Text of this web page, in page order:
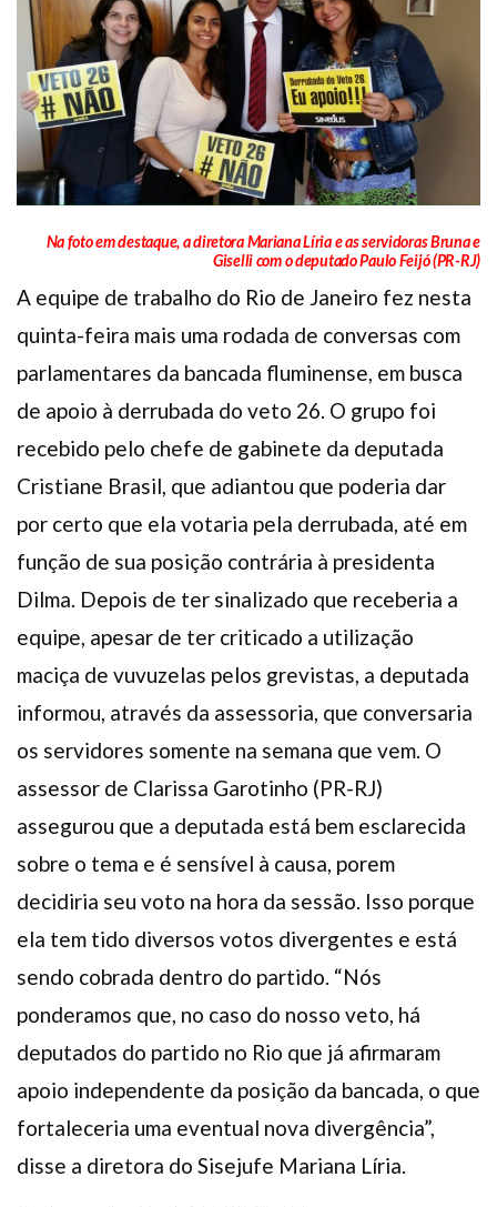
Na foto em destaque, a diretora Mariana Líria e as servidoras Bruna e
Giselli com o deputado Paulo Feijó (PR-RJ)
A equipe de trabalho do Rio de Janeiro fez nesta
quinta-feira mais uma rodada de conversas com
parlamentares da bancada fluminense, em busca
de apoio à derrubada do veto 26. O grupo foi
recebido pelo chefe de gabinete da deputada
Cristiane Brasil, que adiantou que poderia dar
por certo que ela votaria pela derrubada, até em
função de sua posição contrária à presidenta
Dilma. Depois de ter sinalizado que receberia a
equipe, apesar de ter criticado a utilização
maciça de vuvuzelas pelos grevistas, a deputada
informou, através da assessoria, que conversaria
os servidores somente na semana que vem. O
assessor de Clarissa Garotinho (PR-RJ)
assegurou que a deputada está bem esclarecida
sobre o tema e é sensível à causa, porem
decidiria seu voto na hora da sessão. Isso porque
ela tem tido diversos votos divergentes e está
sendo cobrada dentro do partido. “Nós
ponderamos que, no caso do nosso veto, há
deputados do partido no Rio que já afirmaram
apoio independente da posição da bancada, o que
fortaleceria uma eventual nova divergência”,
disse a diretora do Sisejufe Mariana Líria.